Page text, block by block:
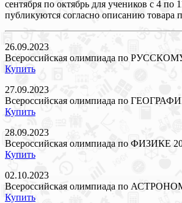
сентября по октябрь для учеников с 4 по
публикуются согласно описанию товара
26.09.2023
Всероссийская олимпиада по
Купить
27.09.2023
Всероссийская олимпиада по
Купить
28.09.2023
Всероссийская олимпиада по ФИЗИКЕ
Купить
02.10.2023
Всероссийская олимпиада по
Купить